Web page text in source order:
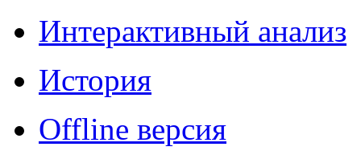
Интерактивный анализ
История
Offline версия